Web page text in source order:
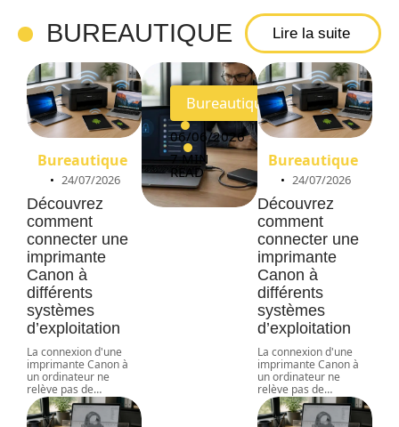
BUREAUTIQUE Lire la suite
Bureautique
24/07/2026
Découvrez
comment
connecter une
imprimante
Canon à
différents
systèmes
d’exploitation
La connexion d'une
imprimante Canon à
un ordinateur ne
relève pas de…
extern
Bureautique
06/06/2026
7 MIN
READ
Bureautique
24/07/2026
Découvrez
comment
connecter une
imprimante
Canon à
différents
systèmes
d’exploitation
La connexion d'une
imprimante Canon à
un ordinateur ne
relève pas de…